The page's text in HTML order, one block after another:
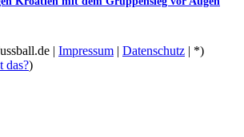
| Impressum | Datenschutz | *)
das?)